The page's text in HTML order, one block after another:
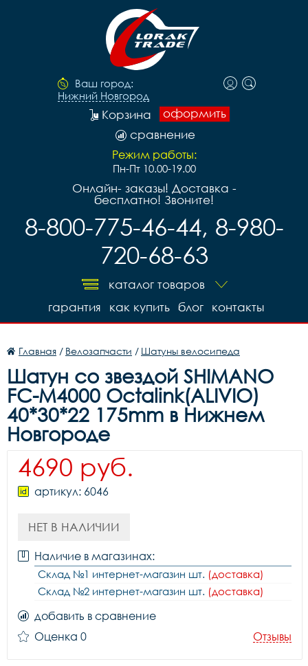
Ваш город:
Нижний Новгород
оформить
Корзина
сравнение
Режим работы:
Пн-Пт 10.00-19.00
Онлайн- заказы! Доставка -
бесплатно! Звоните!
8-800-775-46-44, 8-980-
720-68-63
каталог товаров
контакты
блог
как купить
гарантия
Главная / Велозапчасти / Шатуны велосипеда
Шатун со звездой SHIMANO
FC-M4000 Octalink(ALIVIO)
40*30*22 175mm в Нижнем
Новгороде
4690 руб.
артикул: 6046
НЕТ В НАЛИЧИИ
Наличие в магазинах:
Склад №1 интернет-магазин шт. (доставка)
Склад №2 интернет-магазин шт. (доставка)
добавить в сравнение
Оценка 0
Отзывы